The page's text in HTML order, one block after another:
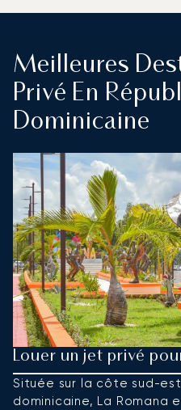
Meilleures
Privé En
Dominicaine
Louer un jet privé
Située sur la côte sud-
dominicaine, La Romana